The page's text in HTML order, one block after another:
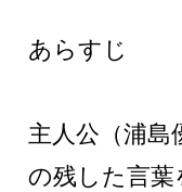
あらすじ
主人公（浦島
の残した言葉